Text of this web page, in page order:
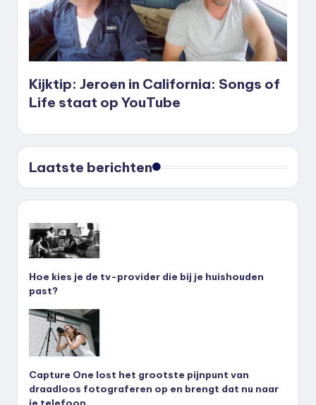
Kijktip: Jeroen in California: Songs of
Life staat op YouTube
Laatste berichten
Hoe kies je de tv-provider die bij je huishouden
past?
Capture One lost het grootste pijnpunt van
draadloos fotograferen op en brengt dat nu naar